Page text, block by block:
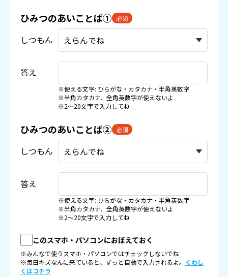
ひみつのあいことば① 必須
しつもん
答え
※使える文字: ひらがな・カタカナ・半角英数字
※半角カタカナ、全角英数字が使えないよ
※2〜20文字で入力してね
ひみつのあいことば② 必須
しつもん
答え
※使える文字: ひらがな・カタカナ・半角英数字
※半角カタカナ、全角英数字が使えないよ
※2〜20文字で入力してね
このスマホ・パソコンにおぼえておく
※みんなで使うスマホ・パソコンではチェックしないでね
※毎日キズなんに来ていると、ずっと自動で入力されるよ。 くわし
くはコチラ